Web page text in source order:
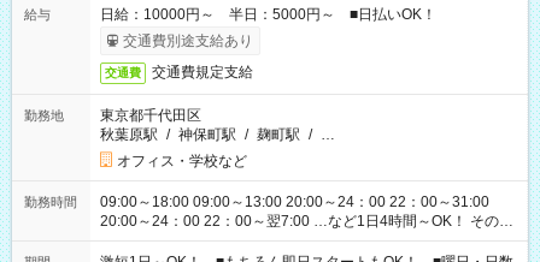
給与
日給：10000円～ 半日：5000円～ ■日払いOK！
交通費別途支給あり
交通費 交通費規定支給
勤務地
東京都千代田区
秋葉原駅 / 神保町駅 / 麹町駅 / …
オフィス・学校など
勤務時間
09:00～18:00 09:00～13:00 20:00～24：00 22：00～31:00
20:00～24：00 22：00～翌7:00 …など1日4時間～OK！ その他
シフトもございます！ お気軽にご相談ください！